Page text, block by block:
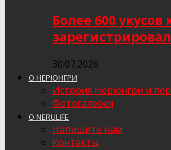
Более 600
30.07.2026
О НЕРЮНГРИ
История Нерюнгри и
Фотогалерея
О NERULIFE
Напишите нам
Контакты